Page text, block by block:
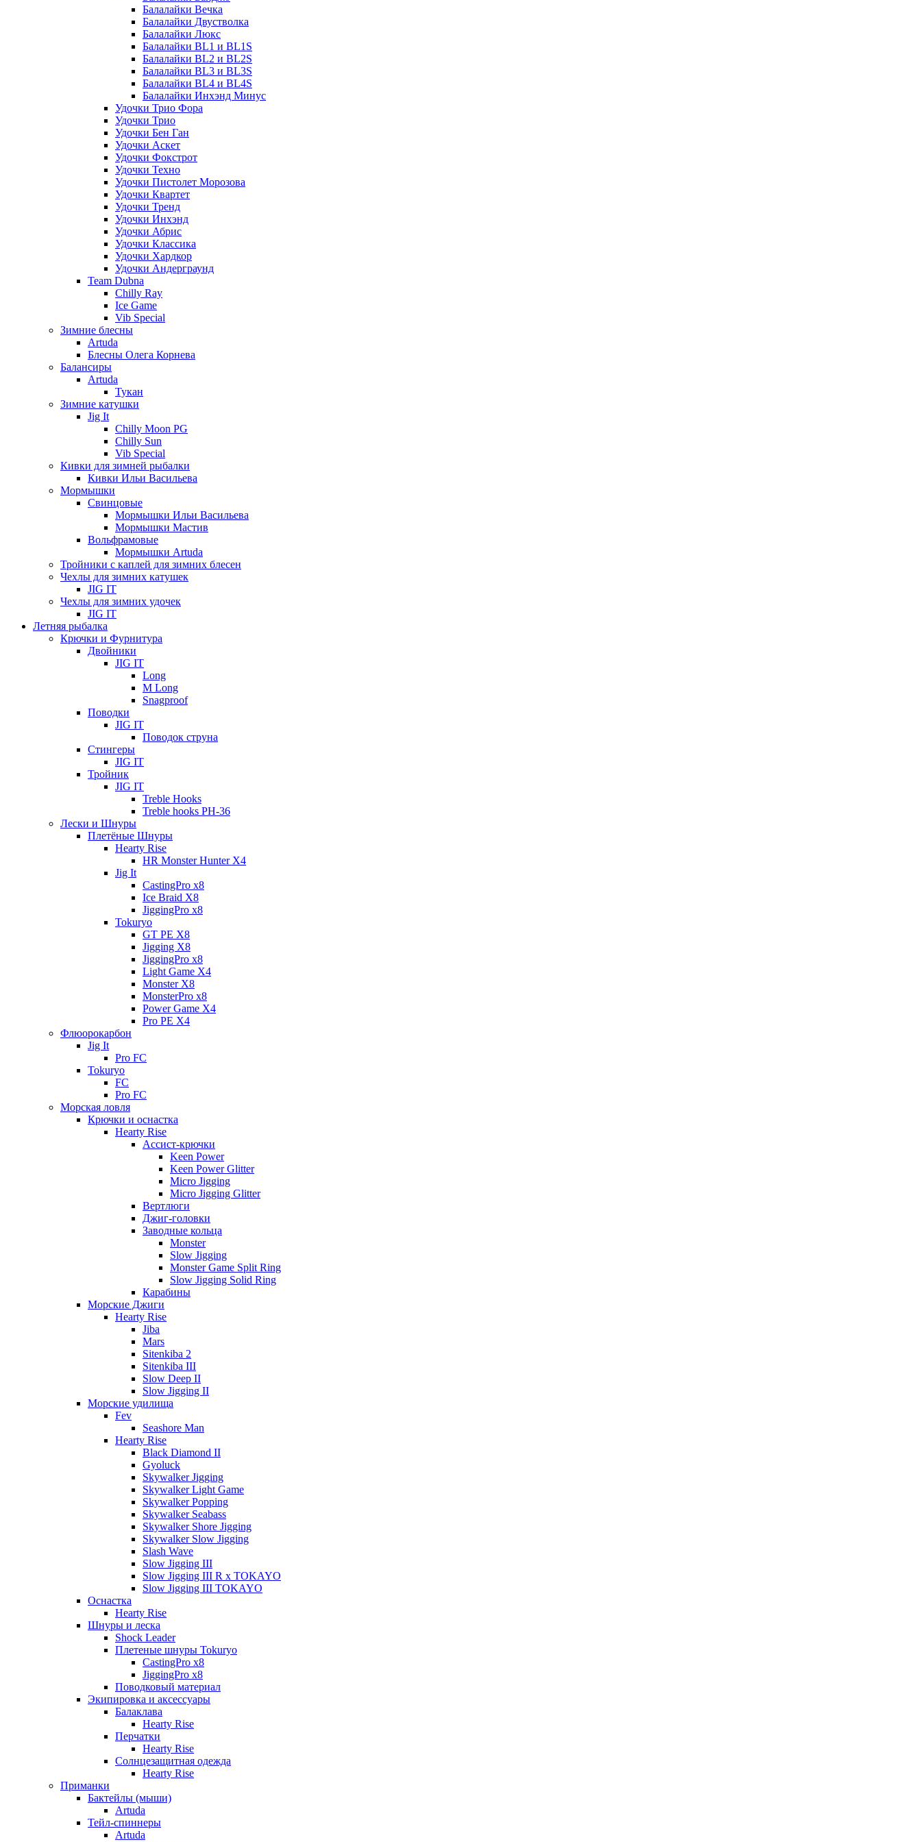
Балалайки Вечка
Балалайки Двустволка
Балалайки Люкс
Балалайки BL1 и BL1S
Балалайки BL2 и BL2S
Балалайки BL3 и BL3S
Балалайки BL4 и BL4S
Балалайки Инхэнд Минус
Удочки Трио Фора
Удочки Трио
Удочки Бен Ган
Удочки Аскет
Удочки Фокстрот
Удочки Техно
Удочки Пистолет Морозова
Удочки Квартет
Удочки Тренд
Удочки Инхэнд
Удочки Абрис
Удочки Классика
Удочки Хардкор
Удочки Андерграунд
Team Dubna
Chilly Ray
Ice Game
Vib Special
Зимние блесны
Artuda
Блесны Олега Корнева
Балансиры
Artuda
Тукан
Зимние катушки
Jig It
Chilly Moon PG
Chilly Sun
Vib Special
Кивки для зимней рыбалки
Кивки Ильи Васильева
Мормышки
Свинцовые
Мормышки Ильи Васильева
Мормышки Мастив
Вольфрамовые
Мормышки Artuda
Тройники с каплей для зимних блесен
Чехлы для зимних катушек
JIG IT
Чехлы для зимних удочек
JIG IT
Летняя рыбалка
Крючки и Фурнитура
Двойники
JIG IT
Long
M Long
Snagproof
Поводки
JIG IT
Поводок струна
Стингеры
JIG IT
Тройник
JIG IT
Treble Hooks
Treble hooks PH-36
Лески и Шнуры
Плетёные Шнуры
Hearty Rise
HR Monster Hunter X4
Jig It
CastingPro x8
Ice Braid X8
JiggingPro x8
Tokuryo
GT PE X8
Jigging X8
JiggingPro x8
Light Game X4
Monster X8
MonsterPro x8
Power Game X4
Pro PE X4
Флюорокарбон
Jig It
Pro FC
Tokuryo
FC
Pro FC
Морская ловля
Крючки и оснастка
Hearty Rise
Ассист-крючки
Keen Power
Keen Power Glitter
Micro Jigging
Micro Jigging Glitter
Вертлюги
Джиг-головки
Заводные кольца
Monster
Slow Jigging
Monster Game Split Ring
Slow Jigging Solid Ring
Карабины
Морские Джиги
Hearty Rise
Jiba
Mars
Sitenkiba 2
Sitenkiba III
Slow Deep II
Slow Jigging II
Морские удилища
Fev
Seashore Man
Hearty Rise
Black Diamond II
Gyoluck
Skywalker Jigging
Skywalker Light Game
Skywalker Popping
Skywalker Seabass
Skywalker Shore Jigging
Skywalker Slow Jigging
Slash Wave
Slow Jigging III
Slow Jigging III R x TOKAYO
Slow Jigging III TOKAYO
Оснастка
Hearty Rise
Шнуры и леска
Shock Leader
Плетеные шнуры Tokuryo
CastingPro x8
JiggingPro x8
Поводковый материал
Экипировка и аксессуары
Балаклава
Hearty Rise
Перчатки
Hearty Rise
Солнцезащитная одежда
Hearty Rise
Приманки
Бактейлы (мыши)
Artuda
Тейл-спиннеры
Artuda